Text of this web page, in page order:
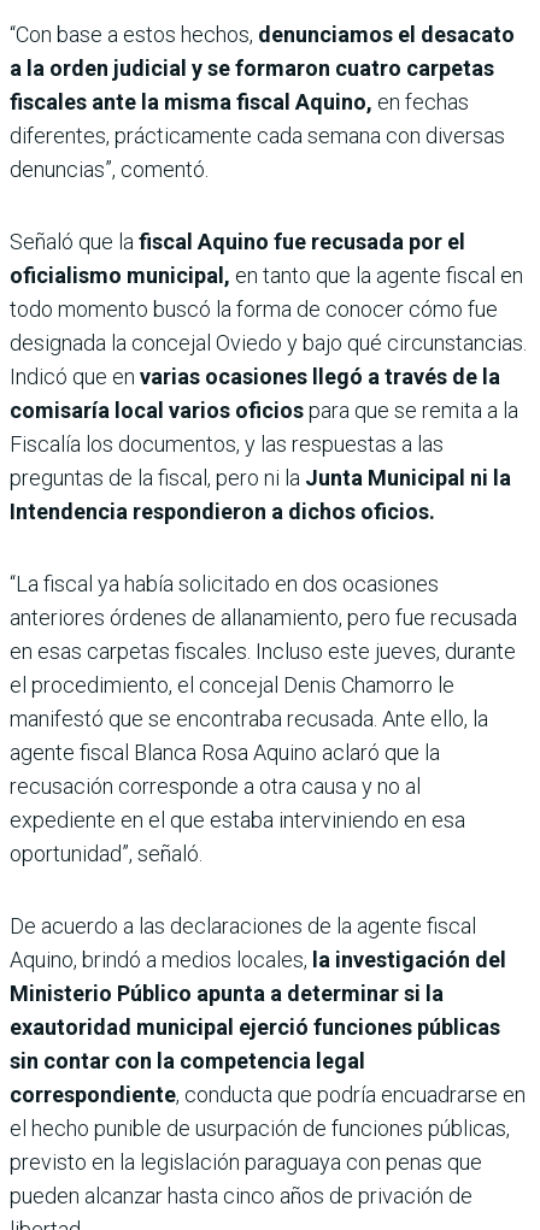
“Con base a estos hechos, denunciamos el desacato
a la orden judicial y se formaron cuatro carpetas
fiscales ante la misma fiscal Aquino, en fechas
diferentes, prácticamente cada semana con diversas
denuncias”, comentó.
Señaló que la fiscal Aquino fue recusada por el
oficialismo municipal, en tanto que la agente fiscal en
todo momento buscó la forma de conocer cómo fue
designada la concejal Oviedo y bajo qué circunstancias.
Indicó que en varias ocasiones llegó a través de la
comisaría local varios oficiospara que se remita a la
Fiscalía los documentos, y las respuestas a las
preguntas de la fiscal, pero ni la Junta Municipal ni la
Intendencia respondieron a dichos oficios.
“La fiscal ya había solicitado en dos ocasiones
anteriores órdenes de allanamiento, pero fue recusada
en esas carpetas fiscales. Incluso este jueves, durante
el procedimiento, el concejal Denis Chamorro le
manifestó que se encontraba recusada. Ante ello, la
agente fiscal Blanca Rosa Aquino aclaró que la
recusación corresponde a otra causa y no al
expediente en el que estaba interviniendo en esa
oportunidad”, señaló.
De acuerdo a las declaraciones de la agente fiscal
Aquino, brindó a medios locales, la investigación del
Ministerio Público apunta a determinar si la
exautoridad municipal ejerció funciones públicas
sin contar con la competencia legal
correspondiente, conducta que podría encuadrarse en
el hecho punible de usurpación de funciones públicas,
previsto en la legislación paraguaya con penas que
pueden alcanzar hasta cinco años de privación de